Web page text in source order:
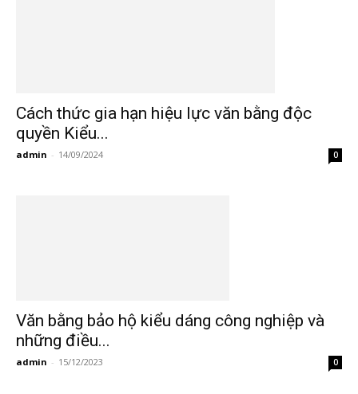
Cách thức gia hạn hiệu lực văn bằng độc
quyền Kiểu...
admin - 14/09/2024 0
Văn bằng bảo hộ kiểu dáng công nghiệp và
những điều...
admin - 15/12/2023 0